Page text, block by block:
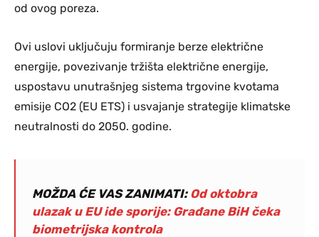
od ovog poreza.
Ovi uslovi uključuju formiranje berze električne
energije, povezivanje tržišta električne energije,
uspostavu unutrašnjeg sistema trgovine kvotama
emisije CO2 (EU ETS) i usvajanje strategije klimatske
neutralnosti do 2050. godine.
MOŽDA ĆE VAS ZANIMATI: Od oktobra
ulazak u EU ide sporije: Građane BiH čeka
biometrijska kontrola